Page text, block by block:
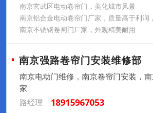
南京玄武区电动卷帘门，美化城市风景
南京铝合金电动卷帘门厂家，质量高于利润
南京不锈钢卷闸门厂家，外观精美耐用
南京强路卷帘门安装维修部
南京电动门维修，南京卷帘门安装，
家
路经理
18915967053